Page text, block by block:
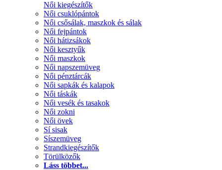
Női kiegészítők
Női csuklópántok
Női csősálak, maszkok és sálak
Női fejpántok
Női hátizsákok
Női kesztyűk
Női maszkok
Női napszemüveg
Női pénztárcák
Női sapkák és kalapok
Női táskák
Női vesék és tasakok
Női zokni
Női övek
Sí sisak
Síszemüveg
Strandkiegészítők
Törülközők
Láss többet...